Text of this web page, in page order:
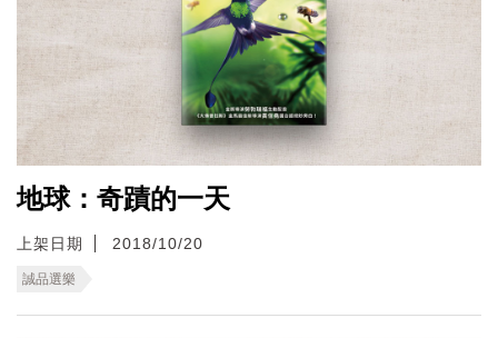
地球：奇蹟的一天
上架日期 2018/10/20
誠品選樂